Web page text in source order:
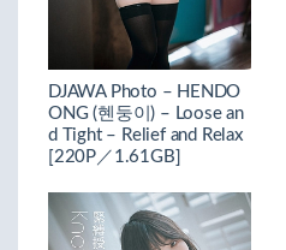
DJAWA Photo – HENDO
ONG (혠둥이) – Loose an
d Tight – Relief and Relax
[220P／1.61GB]